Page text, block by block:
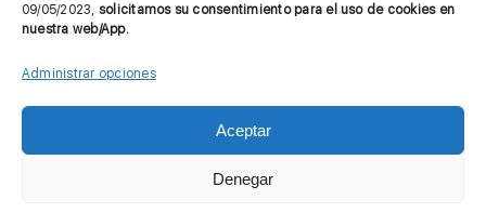
09/05/2023, solicitamos su consentimiento para el uso de cookies en
nuestra web/App.
Administrar opciones
Aceptar
Denegar
© Copyright 2012 - 2026 |Diseño web: Taller Empresarial 2.0